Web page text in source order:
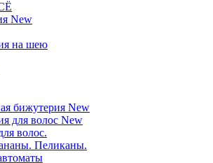
New
на шею
бижутерия New
для волос New
волос.
Пеликаны.